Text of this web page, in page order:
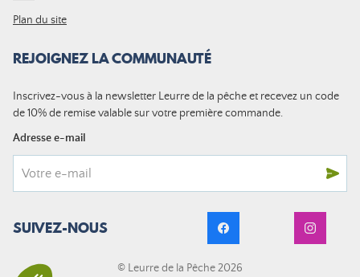
Plan du site
REJOIGNEZ LA COMMUNAUTÉ
Inscrivez-vous à la newsletter Leurre de la pêche et recevez un code
de 10% de remise valable sur votre première commande.
Adresse e-mail
SUIVEZ-NOUS
© Leurre de la Pêche 2026